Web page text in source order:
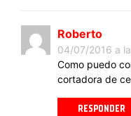
Roberto
04/07/2016 a
Como puedo
cortadora de
RESPONDER